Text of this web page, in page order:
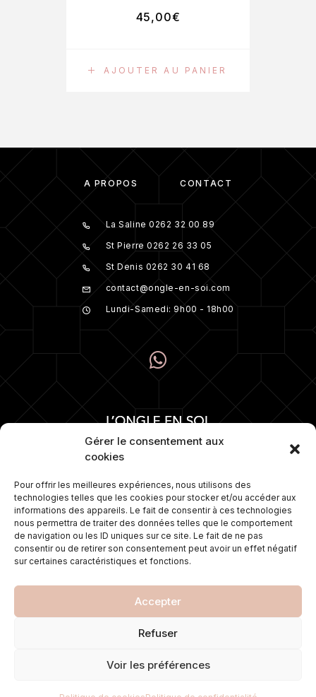
Gérer le consentement aux
cookies
Pour offrir les meilleures expériences, nous utilisons des
technologies telles que les cookies pour stocker et/ou accéder aux
informations des appareils. Le fait de consentir à ces technologies
nous permettra de traiter des données telles que le comportement
de navigation ou les ID uniques sur ce site. Le fait de ne pas
consentir ou de retirer son consentement peut avoir un effet négatif
sur certaines caractéristiques et fonctions.
Accepter
Refuser
Voir les préférences
AJOUTER AU PANIER
45,00€
À PROPOS CONTACT
La Saline 0262 32 00 89
St Pierre 0262 26 33 05
St Denis 0262 30 41 68
contact@ongle-en-soi.com
Lundi-Samedi: 9h00 - 18h00
Numéro 1 depuis plus de 15 ans dans la
pose d’ongles. Nous proposons
également une gamme de soins sur
mesure et travaillons avec les
meilleures marques de cosmétiques.
Valoris Concept
POLITIQUE DE CONFIDENTIALITÉ